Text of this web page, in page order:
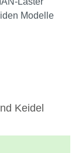
Modelle
Keidel